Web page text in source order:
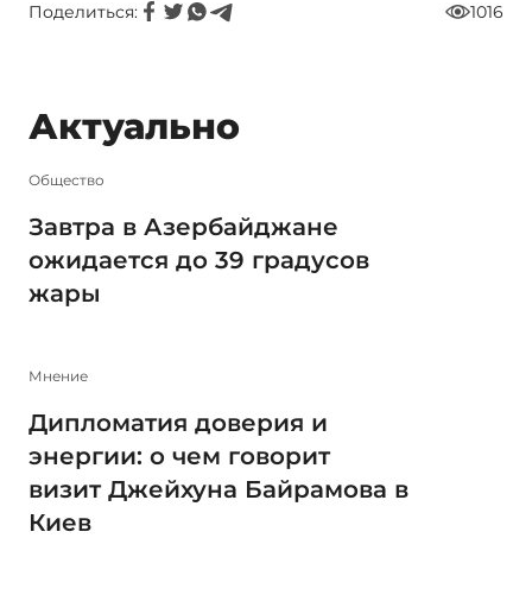
Поделиться: 1016
Актуально
Общество
Завтра в Азербайджане
ожидается до 39 градусов
жары
Мнение
Дипломатия доверия и
энергии: о чем говорит
визит Джейхуна Байрамова в
Киев